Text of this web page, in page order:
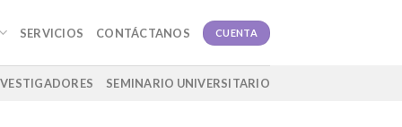
SERVICIOS CONTÁCTANOS CUENTA
SEMINARIO UNIVERSITARIO